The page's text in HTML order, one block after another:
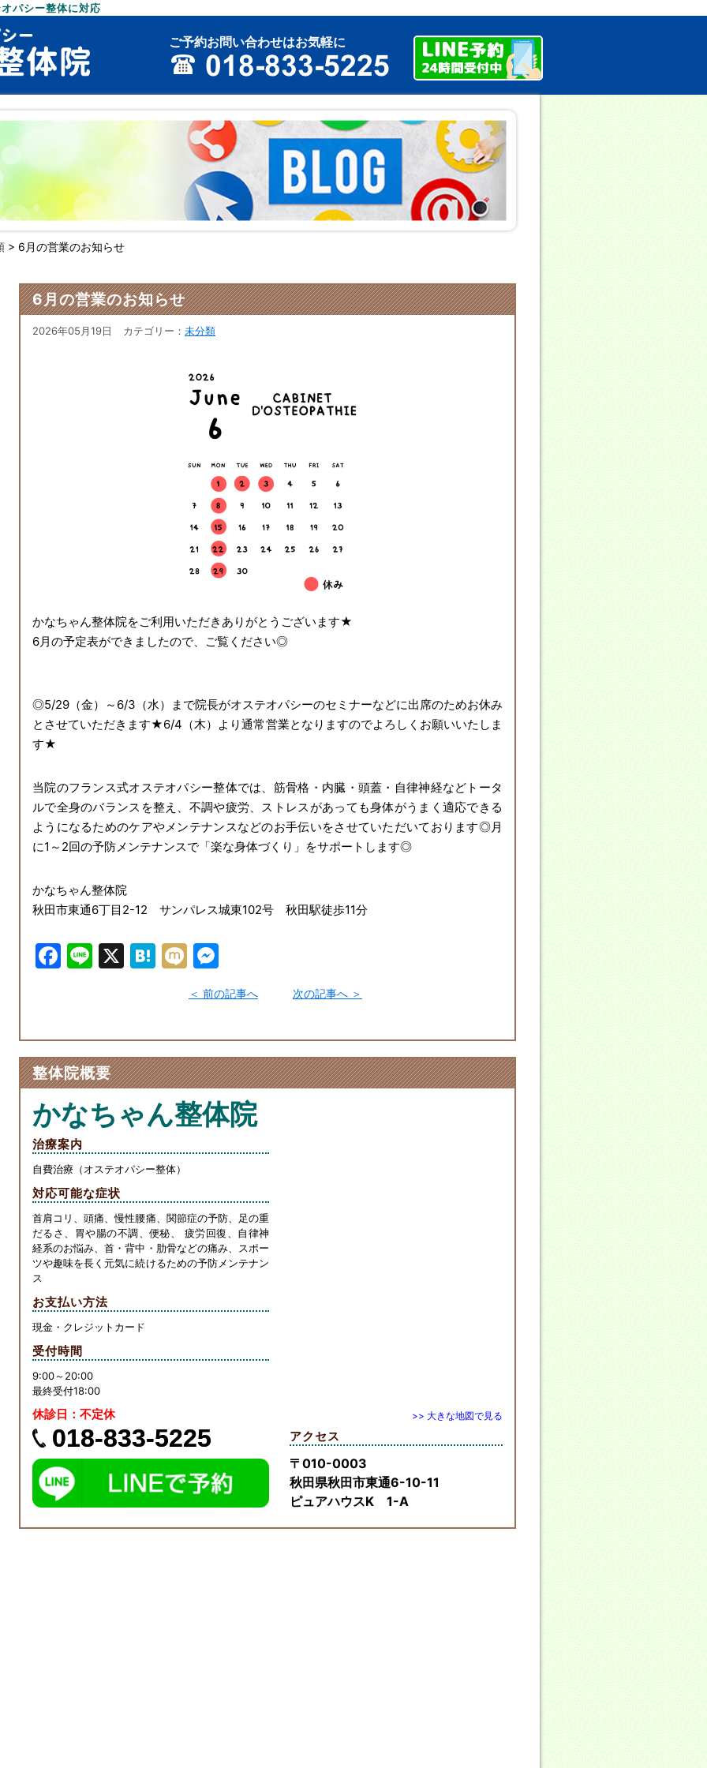
パシー整体に対応
ご予約お問い合わせはお気軽に
> 6月の営業のお知らせ
6月の営業のお知らせ
2026年05月19日 カテゴリー： 未分類
かなちゃん整体院をご利用いただきありがとうございます★
6月の予定表ができましたので、ご覧ください◎
◎5/29（金）～6/3（水）まで院長がオステオパシーのセミナーなどに出席のためお休み
とさせていただきます★6/4（木）より通常営業となりますのでよろしくお願いいたしま
す★
当院のフランス式オステオパシー整体では、筋骨格・内臓・頭蓋・自律神経などトータ
ルで全身のバランスを整え、不調や疲労、ストレスがあっても身体がうまく適応できる
ようになるためのケアやメンテナンスなどのお手伝いをさせていただいております◎月
に1～2回の予防メンテナンスで「楽な身体づくり」をサポートします◎
かなちゃん整体院
秋田市東通6丁目2-12 サンパレス城東102号 秋田駅徒歩11分
F
b
o
o
k
Li X
H
a
M
ix
i
e
s
e
n
g
er
前の記事へ 次の記事へ
整体院概要
かなちゃん整体院
治療案内
自費治療（オステオパシー整体）
対応可能な症状
首肩コリ、頭痛、慢性腰痛、関節症の予防、足の重
だるさ、胃や腸の不調、便秘、 疲労回復、自律神
経系のお悩み、首・背中・肋骨などの痛み、スポー
ツや趣味を長く元気に続けるための予防メンテナン
ス
お支払い方法
現金・クレジットカード
受付時間
9:00～20:00
最終受付18:00
休診日： 不定休
018-833-5225
>> 大きな地図で見る
アクセス
〒010-0003
秋田県秋田市東通6-10-11
ピュアハウスK 1-A